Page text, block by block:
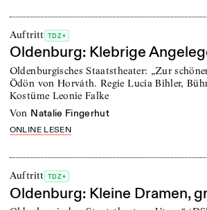
Auftritt TDZ+
Oldenburg: Klebrige
Oldenburgisches Staatstheater: „Zur
Ödön von Horváth. Regie Lucia Bihler,
Kostüme Leonie Falke
von Natalie Fingerhut
ONLINE LESEN
Auftritt TDZ+
Oldenburg: Kleine Dramen,